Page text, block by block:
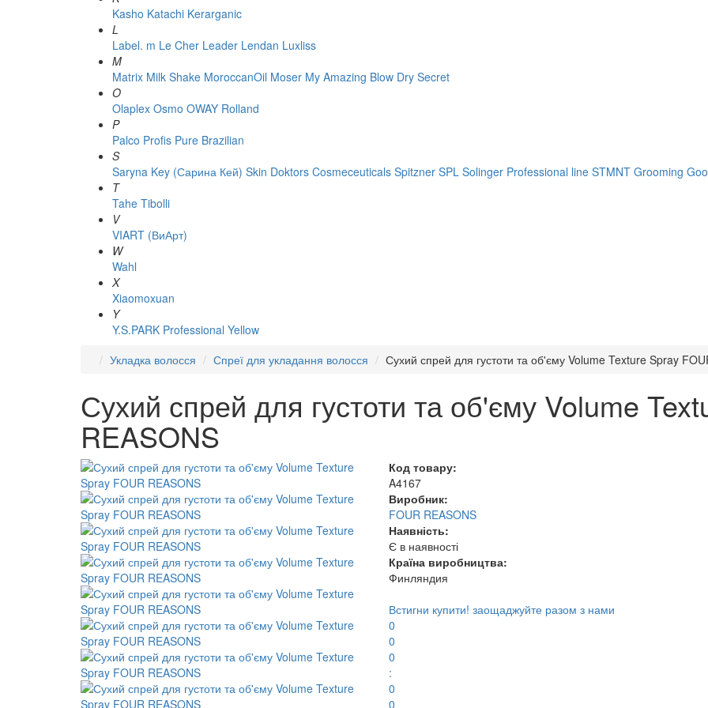
Kasho Katachi Kerarganic
L
Label. m Le Cher Leader Lendan Luxliss
M
Matrix Milk Shake MoroccanOil Moser My Amazing Blow Dry Secret
O
Olaplex Osmo OWAY Rolland
P
Palco Profis Pure Brazilian
S
Saryna Key (Сарина Кей) Skin Doktors Cosmeceuticals Spitzner SPL Solinger Professional line STMNT Grooming
T
Tahe Tibolli
V
VIART (ВиАрт)
W
Wahl
X
Xiaomoxuan
Y
Y.S.PARK Professional Yellow
Укладка волосся
Спреї для укладання волосся Сухий спрей для густоти та об'єму Volume Texture Spray
Сухий спрей для густоти та об'єму Volume
REASONS
Код товару:
A4167
Виробник:
FOUR REASONS
Наявність:
Є в наявності
Країна виробництва:
Финляндия
Встигни купити! заощаджуйте разом з нами
0
0
0
:
0
0